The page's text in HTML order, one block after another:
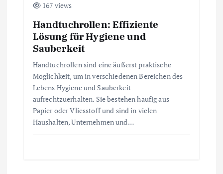
167 views
Handtuchrollen: Effiziente
Lösung für Hygiene und
Sauberkeit
Handtuchrollen sind eine äußerst praktische
Möglichkeit, um in verschiedenen Bereichen des
Lebens Hygiene und Sauberkeit
aufrechtzuerhalten. Sie bestehen häufig aus
Papier oder Vliesstoff und sind in vielen
Haushalten, Unternehmen und…